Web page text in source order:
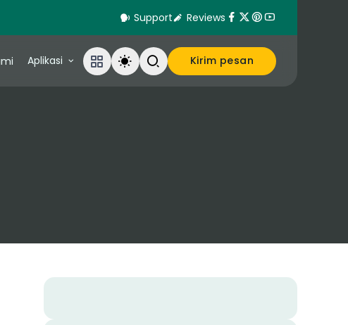
Support Reviews
Aplikasi Kirim pesan